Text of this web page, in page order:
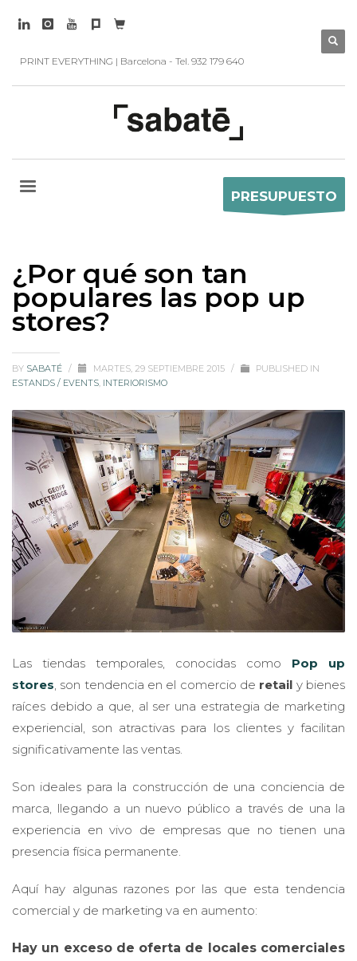
PRINT EVERYTHING | Barcelona - Tel. 932 179 640
PRESUPUESTO
¿Por qué son tan
populares las pop up
stores?
BY SABATÉ / MARTES, 29 SEPTIEMBRE 2015 /
PUBLISHED IN
ESTANDS / EVENTS, INTERIORISMO
Las tiendas temporales, conocidas como
Pop up
stores , son tendencia en el comercio de retail y bienes
raíces debido a que, al ser una estrategia de marketing
experiencial, son atractivas para los clientes y facilitan
significativamente las ventas.
Son ideales para la construcción de una conciencia de
marca, llegando a un nuevo público a través de una la
experiencia en vivo de empresas que no tienen una
presencia física permanente.
Aquí hay algunas razones por las que esta tendencia
comercial y de marketing va en aumento:
Hay un exceso de oferta de locales comerciales